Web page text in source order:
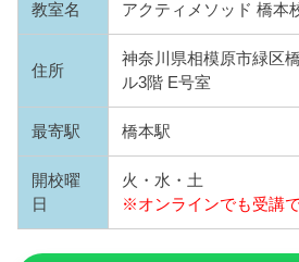
教室名 アクティメソッド 橋本
住所
神奈川県相模原市緑区
ル3階 E号室
最寄駅 橋本駅
開校曜
日
火・水・土
※オンラインでも受講